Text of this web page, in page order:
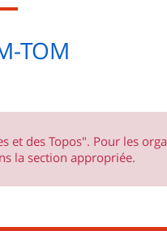
TOM
des Topos". Pour les
la section appropriée.